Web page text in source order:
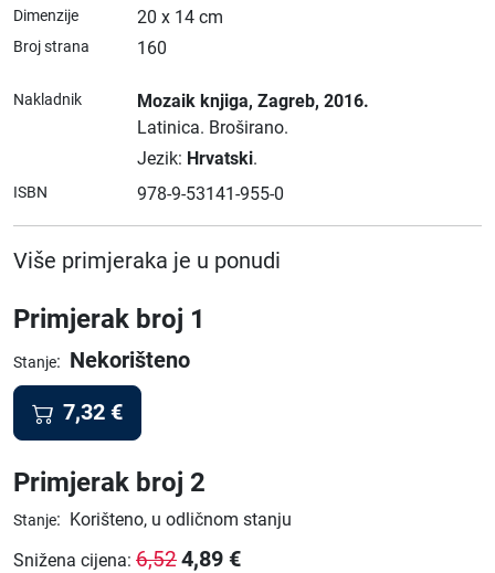
Dimenzije 20 x 14 cm
Broj strana 160
Nakladnik Mozaik knjiga, Zagreb, 2016.
Latinica. Broširano.
Jezik: Hrvatski.
ISBN 978-9-53141-955-0
Više primjeraka je u ponudi
Primjerak broj 1
Stanje: Nekorišteno
7,32 €
Primjerak broj 2
Stanje: Korišteno, u odličnom stanju
Snižena cijena: 6,524,89 €